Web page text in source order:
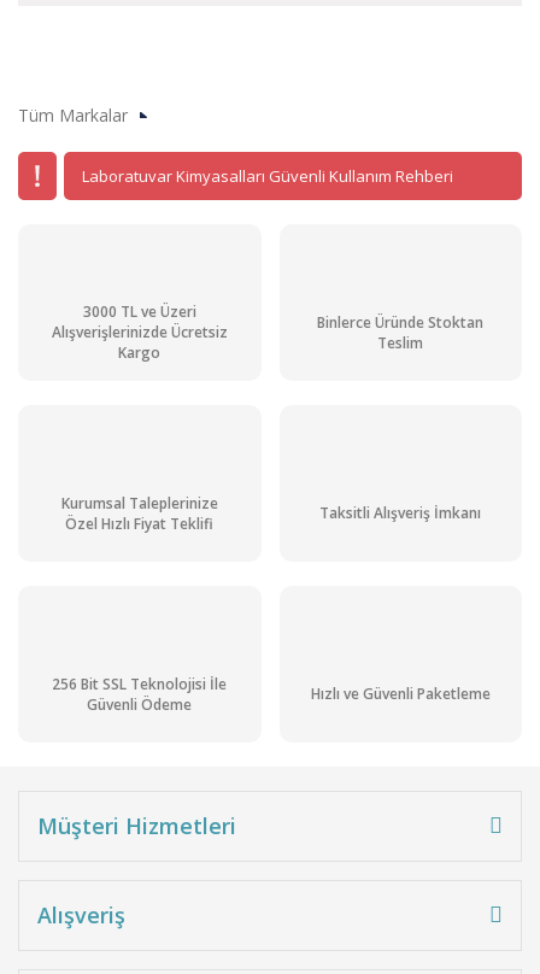
Tüm Markalar
Laboratuvar Kimyasalları Güvenli Kullanım Rehberi
3000 TL ve Üzeri
Alışverişlerinizde Ücretsiz
Kargo
Binlerce Üründe Stoktan
Teslim
Kurumsal Taleplerinize
Özel Hızlı Fiyat Teklifi
Taksitli Alışveriş İmkanı
256 Bit SSL Teknolojisi İle
Güvenli Ödeme
Hızlı ve Güvenli Paketleme
Müşteri Hizmetleri
Alışveriş